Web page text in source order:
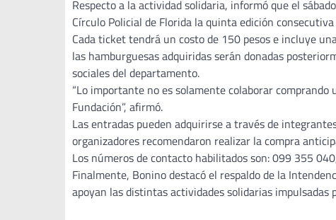
Respecto a la actividad solidaria, informó que el
Círculo Policial de Florida la quinta edición
Cada ticket tendrá un costo de 150 pesos e incluye
las hamburguesas adquiridas serán donadas
sociales del departamento.
“Lo importante no es solamente colaborar
Fundación”, afirmó.
Las entradas pueden adquirirse a través de
organizadores recomendaron realizar la compra
Los números de contacto habilitados son: 099 355
Finalmente, Bonino destacó el respaldo de la
apoyan las distintas actividades solidarias